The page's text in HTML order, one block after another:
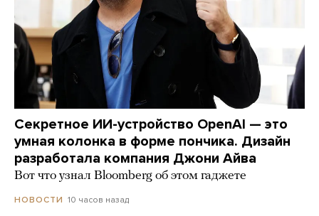
Секретное ИИ-устройство OpenAI — это
умная колонка в форме пончика. Дизайн
разработала компания Джони Айва
Вот что узнал Bloomberg об этом гаджете
НОВОСТИ 10 часов назад